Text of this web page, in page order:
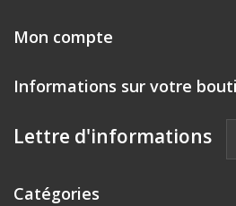
Mon compte
Informations sur votre
Lettre d'informations
Catégories